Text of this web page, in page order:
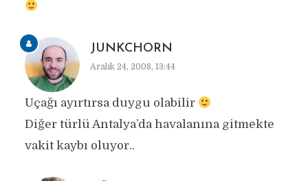
JUNKCHORN
Aralık 24, 2008, 13:44
Uçağı ayırtırsa duygu olabilir
Diğer türlü Antalya’da havalanına gitmekte
vakit kaybı oluyor..